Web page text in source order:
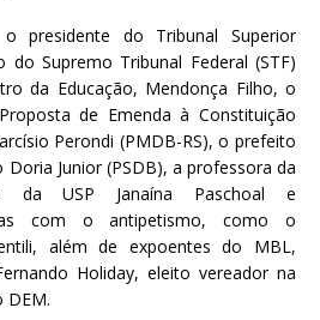
presidente do Tribunal Superior
do Supremo Tribunal Federal (STF)
da Educação, Mendonça Filho, o
de Emenda à Constituição
Perondi (PMDB-RS), o prefeito
Doria Junior (PSDB), a professora da
da USP Janaína Paschoal e
com o antipetismo, como o
além de expoentes do MBL,
Holiday, eleito vereador na
DEM.